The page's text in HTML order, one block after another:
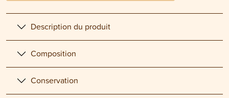
Description du produit
Composition
Conservation